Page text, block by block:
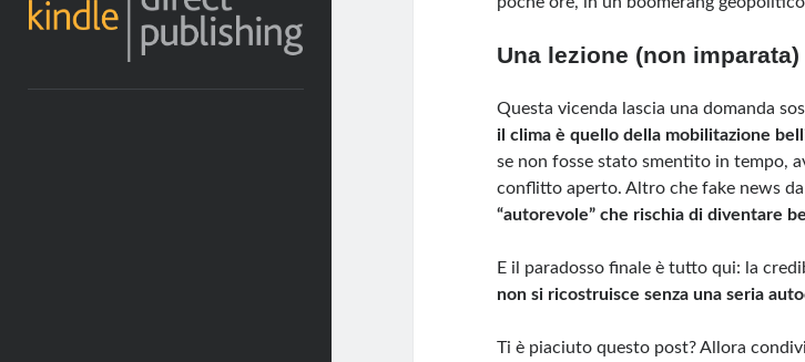
Una lezione (non imparata)
Questa vicenda lascia una domanda
il clima è quello della mobilitazione
se non fosse stato smentito in tempo,
conflitto aperto. Altro che fake news
“autorevole” che rischia di diventare
E il paradosso finale è tutto qui: la
non si ricostruisce senza una seria
Ti è piaciuto questo post? Allora